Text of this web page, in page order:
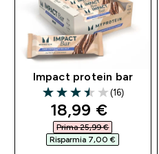
Impact protein bar
3.5 out of 5 stars
(16)
discounted
18,99 €‎
Prima 25,99 €‎
Risparmia 7,00 €‎